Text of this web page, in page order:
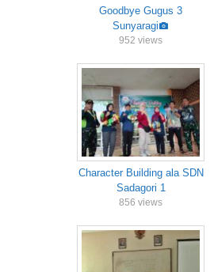
Goodbye Gugus 3
Sunyaragi
952 views
Character Building ala SDN
Sadagori 1
856 views